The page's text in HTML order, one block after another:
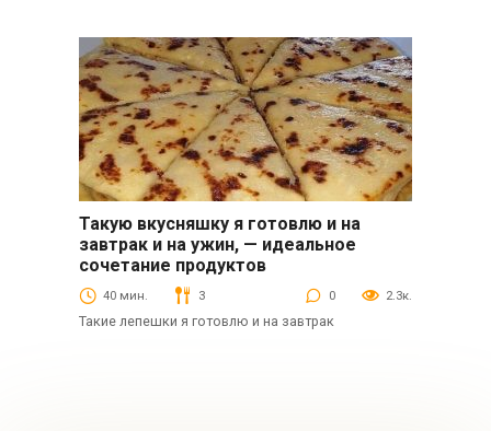
Выпечка
Такую вкусняшку я готовлю и на
завтрак и на ужин, — идеальное
сочетание продуктов
40 мин. 3 0 2.3к.
Такие лепешки я готовлю и на завтрак